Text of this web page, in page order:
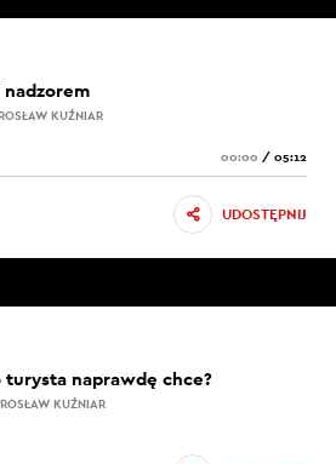
nadzorem
KUŹNIAR
00:00 / 05:12
UDOSTĘPNIJ
turysta naprawdę chce?
KUŹNIAR